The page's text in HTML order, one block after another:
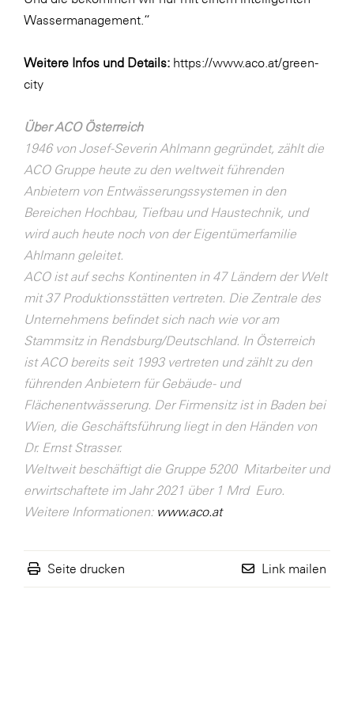
Wassermanagement.“
Weitere Infos und Details: https://www.aco.at/green-
city
Über ACO Österreich
1946 von Josef-Severin Ahlmann gegründet, zählt die
ACO Gruppe heute zu den weltweit führenden
Anbietern von Entwässerungssystemen in den
Bereichen Hochbau, Tiefbau und Haustechnik, und
wird auch heute noch von der Eigentümerfamilie
Ahlmann geleitet.
ACO ist auf sechs Kontinenten in 47 Ländern der Welt
mit 37 Produktionsstätten vertreten. Die Zentrale des
Unternehmens befindet sich nach wie vor am
Stammsitz in Rendsburg/Deutschland. In Österreich
ist ACO bereits seit 1993 vertreten und zählt zu den
führenden Anbietern für Gebäude- und
Flächenentwässerung. Der Firmensitz ist in Baden bei
Wien, die Geschäftsführung liegt in den Händen von
Dr. Ernst Strasser.
Weltweit beschäftigt die Gruppe 5200 Mitarbeiter und
erwirtschaftete im Jahr 2021 über 1 Mrd Euro.
Weitere Informationen: www.aco.at
Seite drucken Link mailen